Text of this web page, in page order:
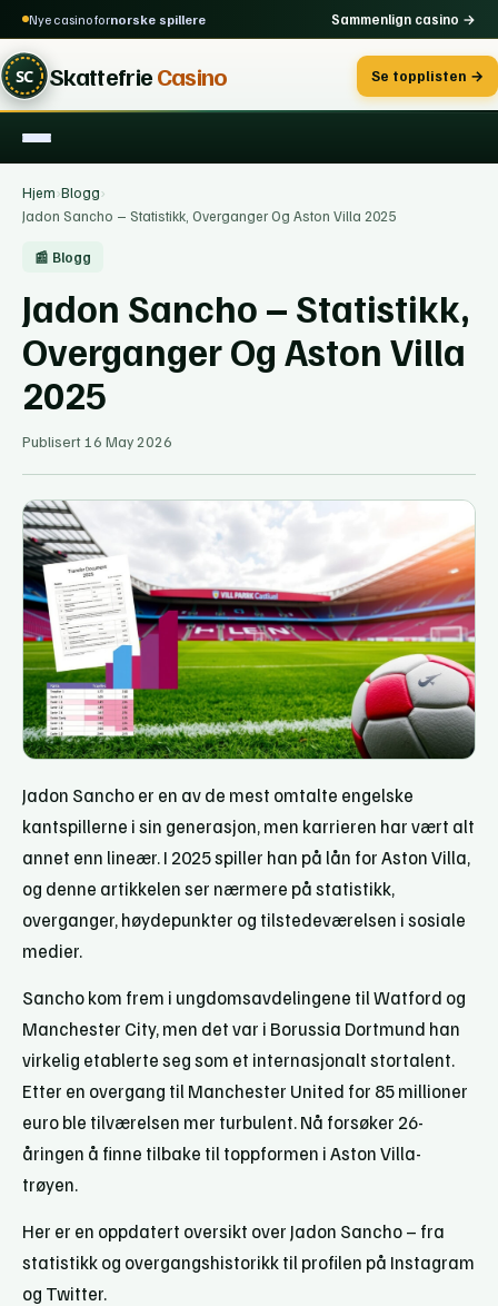
Nye casino fornorske spillere Sammenlign casino →
SkattefrieCasino Se topplisten →
Hjem›Blogg›
Jadon Sancho – Statistikk, Overganger Og Aston Villa 2025
📰 Blogg
Jadon Sancho – Statistikk,
Overganger Og Aston Villa
2025
Publisert 16 May 2026
Jadon Sancho er en av de mest omtalte engelske
kantspillerne i sin generasjon, men karrieren har vært alt
annet enn lineær. I 2025 spiller han på lån for Aston Villa,
og denne artikkelen ser nærmere på statistikk,
overganger, høydepunkter og tilstedeværelsen i sosiale
medier.
Sancho kom frem i ungdomsavdelingene til Watford og
Manchester City, men det var i Borussia Dortmund han
virkelig etablerte seg som et internasjonalt stortalent.
Etter en overgang til Manchester United for 85 millioner
euro ble tilværelsen mer turbulent. Nå forsøker 26-
åringen å finne tilbake til toppformen i Aston Villa-
trøyen.
Her er en oppdatert oversikt over Jadon Sancho – fra
statistikk og overgangshistorikk til profilen på Instagram
og Twitter.